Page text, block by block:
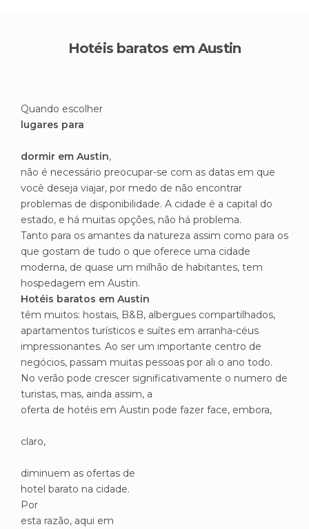
Hotéis baratos em Austin
Quando escolher
lugares para
dormir em Austin,
não é necessário preocupar-se com as datas em que
você deseja viajar, por medo de não encontrar
problemas de disponibilidade. A cidade é a capital do
estado, e há muitas opções, não há problema.
Tanto para os amantes da natureza assim como para os
que gostam de tudo o que oferece uma cidade
moderna, de quase um milhão de habitantes, tem
hospedagem em Austin.
Hotéis baratos em Austin
têm muitos: hostais, B&B, albergues compartilhados,
apartamentos turísticos e suítes em arranha-céus
impressionantes. Ao ser um importante centro de
negócios, passam muitas pessoas por ali o ano todo.
No verão pode crescer significativamente o numero de
turistas, mas, ainda assim, a
oferta de hotéis em Austin pode fazer face, embora,
claro,
diminuem as ofertas de
hotel barato na cidade.
Por
esta razão, aqui em